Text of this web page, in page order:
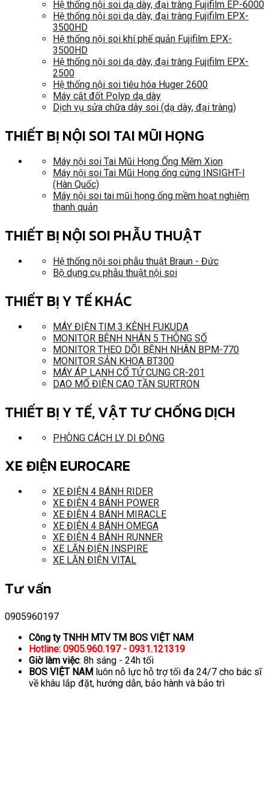
Hệ thống nội soi dạ dày, đại tràng Fujifilm EP-6000
Hệ thống nội soi dạ dày, đại tràng Fujifilm EPX-
3500HD
Hệ thống nội soi khí phế quản Fujifilm EPX-
3500HD
Hệ thống nội soi dạ dày, đại tràng Fujifilm EPX-
2500
Hệ thống nội soi tiêu hóa Huger 2600
Máy cắt đốt Polyp dạ dày
Dịch vụ sửa chữa dây soi (dạ dày, đại tràng)
THIẾT BỊ NỘI SOI TAI MŨI HỌNG
Máy nội soi Tai Mũi Họng Ống Mềm Xion
Máy nội soi Tai Mũi Họng ống cứng INSIGHT-I
(Hàn Quốc)
Máy nội soi tai mũi họng ống mềm hoạt nghiệm
thanh quản
THIẾT BỊ NỘI SOI PHẪU THUẬT
Hệ thống nội soi phẫu thuật Braun - Đức
Bộ dụng cụ phẫu thuật nội soi
THIẾT BỊ Y TẾ KHÁC
MÁY ĐIỆN TIM 3 KÊNH FUKUDA
MONITOR BỆNH NHÂN 5 THÔNG SỐ
MONITOR THEO DÕI BỆNH NHÂN BPM-770
MONITOR SẢN KHOA BT300
MÁY ÁP LẠNH CỔ TỬ CUNG CR-201
DAO MỔ ĐIỆN CAO TẦN SURTRON
THIẾT BỊ Y TẾ, VẬT TƯ CHỐNG DỊCH
PHÒNG CÁCH LY DI ĐỘNG
XE ĐIỆN EUROCARE
XE ĐIỆN 4 BÁNH RIDER
XE ĐIỆN 4 BÁNH POWER
XE ĐIỆN 4 BÁNH MIRACLE
XE ĐIỆN 4 BÁNH OMEGA
XE ĐIỆN 4 BÁNH RUNNER
XE LĂN ĐIỆN INSPIRE
XE LĂN ĐIỆN VITAL
Tư vấn
0905960197
Công ty TNHH MTV TM BOS VIỆT NAM
Hotline: 0905.960.197 - 0931.121319
Giờ làm việc: 8h sáng - 24h tối
BOS VIỆT NAM luôn nỗ lực hỗ trợ tối đa 24/7 cho bác sĩ
về khâu lắp đặt, hướng dẫn, bảo hành và bảo trì